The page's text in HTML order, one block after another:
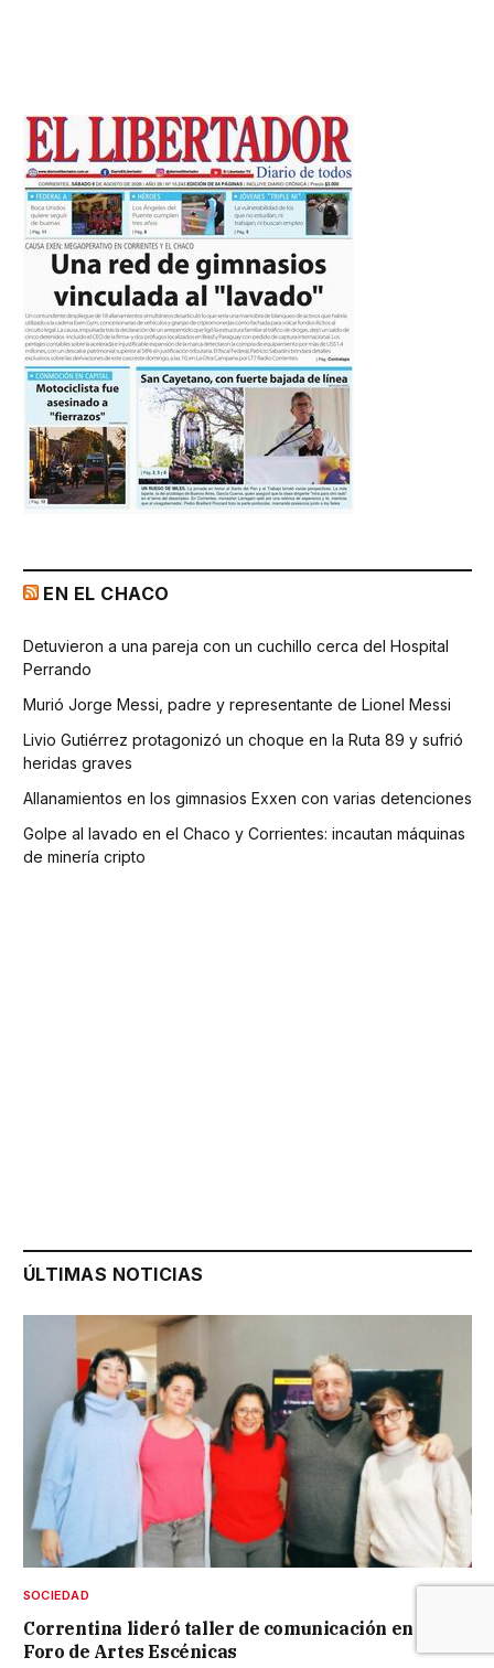
EN EL CHACO
Detuvieron a una pareja con un cuchillo cerca del Hospital
Perrando
Murió Jorge Messi, padre y representante de Lionel Messi
Livio Gutiérrez protagonizó un choque en la Ruta 89 y sufrió
heridas graves
Allanamientos en los gimnasios Exxen con varias detenciones
Golpe al lavado en el Chaco y Corrientes: incautan máquinas
de minería cripto
ÚLTIMAS NOTICIAS
SOCIEDAD
Correntina lideró taller de comunicación en el
Foro de Artes Escénicas